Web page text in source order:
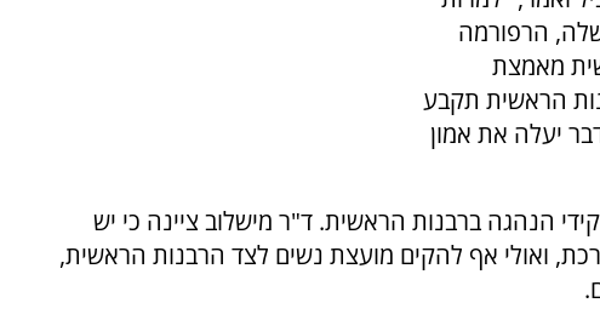
הרפורמה
מאמצת
הראשית תקבע
יעלה את אמון
הנהגה ברבנות הראשית. ד"ר מישלוב ציינה כי יש
ואולי אף להקים מועצת נשים לצד הרבנות הראשית,